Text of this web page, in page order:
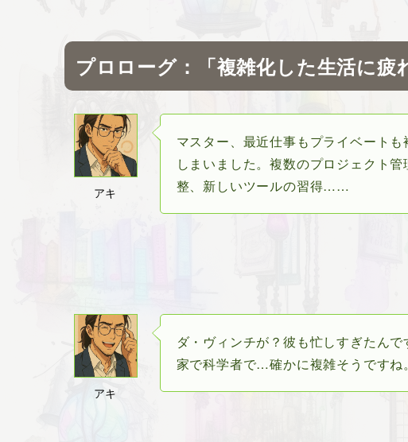
プロローグ： 「複雑化した生活に
アキ
マスター、最近仕事もプライベートも
しまいました。複数のプロジェクト
整、新しいツールの習得……
アキ
ダ・ヴィンチが？彼も忙しすぎたん
家で科学者で…確かに複雑そうですね。